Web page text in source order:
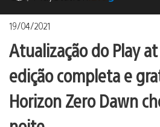
19/04/2021
Atualização do Play
edição completa e
Horizon Zero Dawn